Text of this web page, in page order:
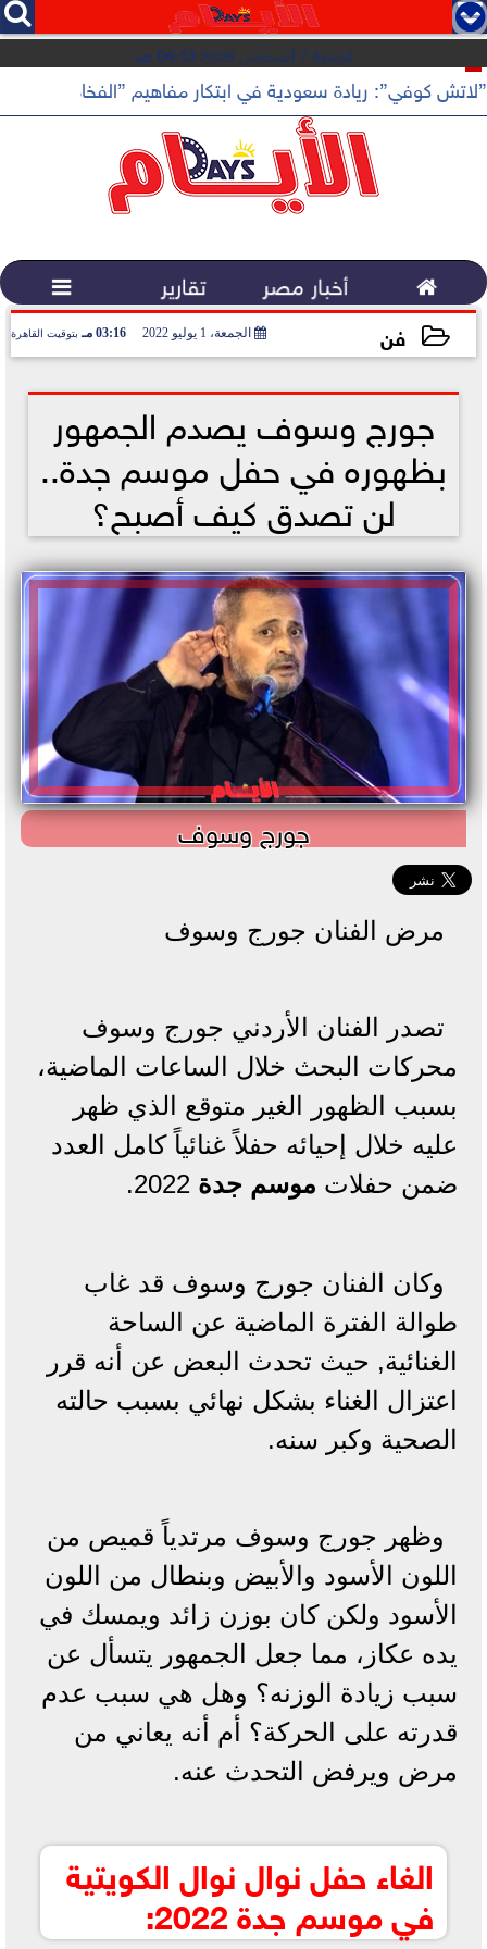
   
الجمعة 7 أغسطس 2026 04:13 صـ
”لاتش كوفي”: ريادة سعودية في ابتكار مفاهيم ”الفخامة
 أخبار مصر تقارير 
فن الجمعة، 1 يوليو 2022 03:16 مـ بتوقيت القاهرة
جورج وسوف يصدم الجمهور
بظهوره في حفل موسم جدة..
لن تصدق كيف أصبح؟
جورج وسوف
مرض الفنان جورج وسوف
تصدر الفنان الأردني جورج وسوف
محركات البحث خلال الساعات الماضية،
بسبب الظهور الغير متوقع الذي ظهر
عليه خلال إحيائه حفلاً غنائياً كامل العدد
ضمن حفلات موسم جدة
وكان الفنان جورج وسوف قد غاب
طوالة الفترة الماضية عن الساحة
الغنائية, حيث تحدث البعض عن أنه قرر
اعتزال الغناء بشكل نهائي بسبب حالته
الصحية وكبر سنه.
وظهر جورج وسوف مرتدياً قميص من
اللون الأسود والأبيض وبنطال من اللون
الأسود ولكن كان بوزن زائد ويمسك في
يده عكاز، مما جعل الجمهور يتسأل عن
سبب زيادة الوزنه؟ وهل هي سبب عدم
قدرته على الحركة؟ أم أنه يعاني من
مرض ويرفض التحدث عنه.
الغاء حفل نوال نوال الكويتية
في موسم جدة 2022: